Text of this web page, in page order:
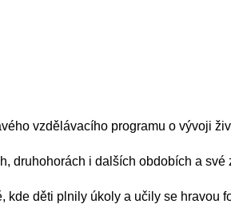
vzdělávacího programu o vývoji
druhohorách i dalších obdobích a své
kde děti plnily úkoly a učily se hravou